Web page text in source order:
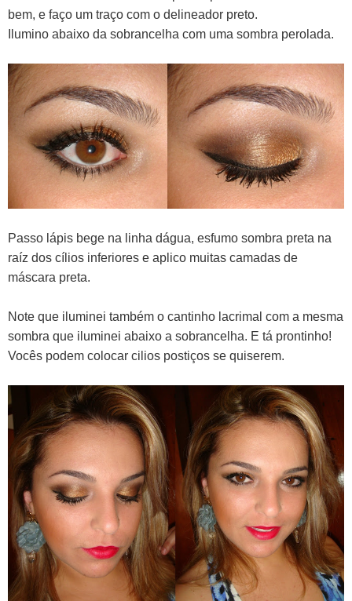
bem, e faço um traço com o delineador preto.
Ilumino abaixo da sobrancelha com uma sombra perolada.
Passo lápis bege na linha dágua, esfumo sombra preta na
raíz dos cílios inferiores e aplico muitas camadas de
máscara preta.
Note que iluminei também o cantinho lacrimal com a mesma
sombra que iluminei abaixo a sobrancelha. E tá prontinho!
Vocês podem colocar cilios postiços se quiserem.